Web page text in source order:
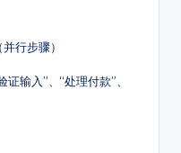
（并行步骤）
输入”、“处理付款”、